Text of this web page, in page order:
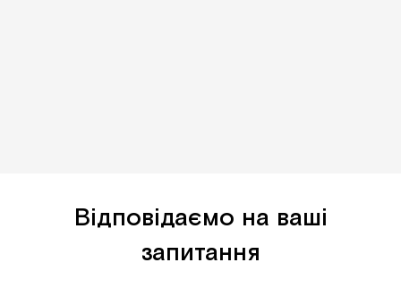
Відповідаємо на ваші
запитання